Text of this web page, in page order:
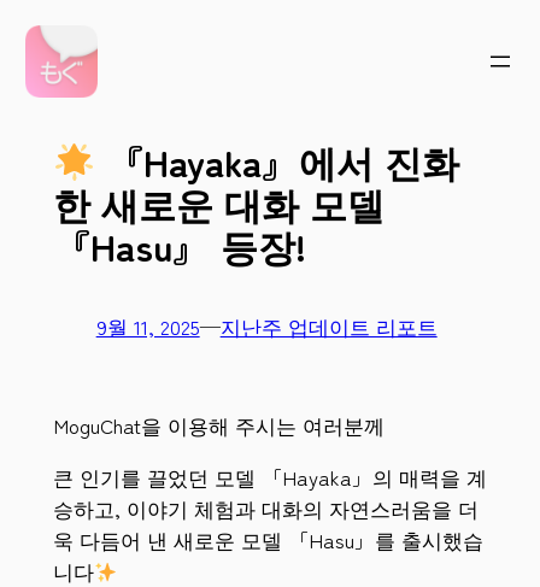
콘
츠
『Hayaka』에서 진화
한 새로운 대화 모델
『Hasu』 등장!
9월 11, 2025—지난주 업데이트 리포트
MoguChat을 이용해 주시는 여러분께
큰 인기를 끌었던 모델 「Hayaka」의 매력을 계
승하고, 이야기 체험과 대화의 자연스러움을 더
욱 다듬어 낸 새로운 모델 「Hasu」를 출시했습
니다